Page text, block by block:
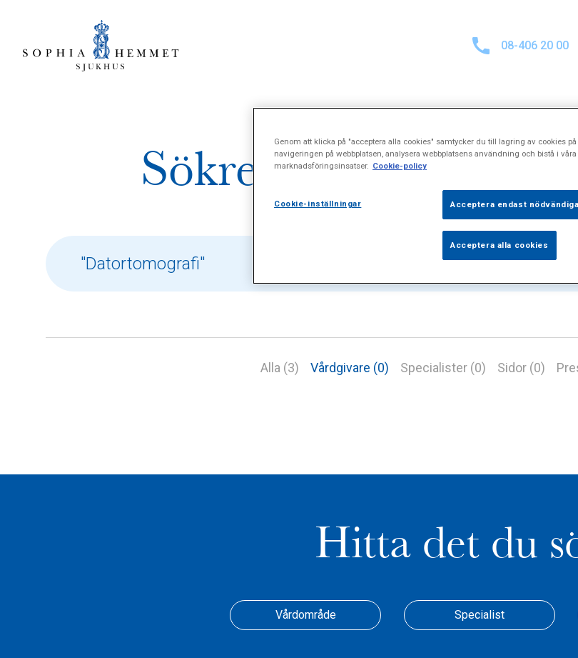
08-406 20 00
Sökresultat för
Alla (3) Vårdgivare (0) Specialister (0) Sidor (0)
Hitta det du
Vårdområde Specialist
Genom att klicka på "acceptera alla cookies" samtycker du till lagring av cookies
navigeringen på webbplatsen, analysera webbplatsens användning och bistå i våra
marknadsföringsinsatser. Cookie-policy
Cookie-inställningar Acceptera endast nödvändiga
Acceptera alla cookies